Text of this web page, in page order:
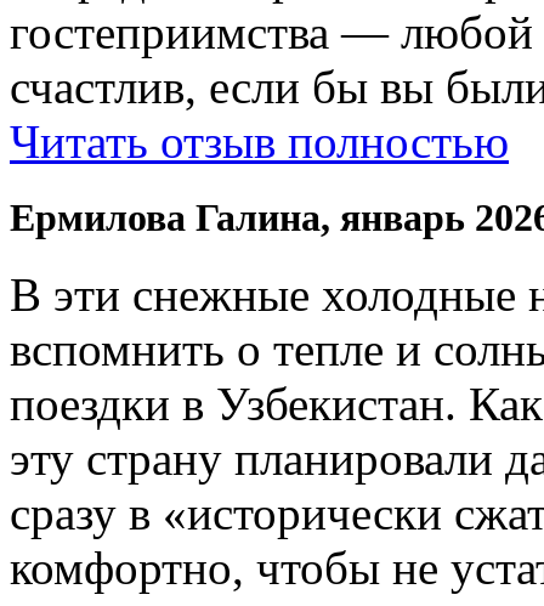
гостеприимства —
счастлив, если бы вы
Читать отзыв полностью
Ермилова Галина, январь
В эти снежные холодные
вспомнить о тепле и
поездки в Узбекистан.
эту страну планировали
сразу в «исторически
комфортно, чтобы не